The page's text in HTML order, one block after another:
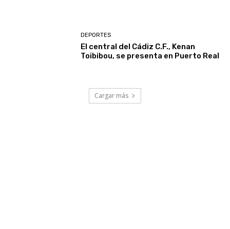
DEPORTES
El central del Cádiz C.F., Kenan
Toibibou, se presenta en Puerto Real
Cargar más